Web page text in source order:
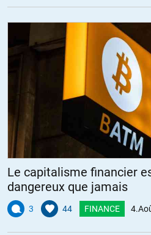
Le capitalisme financier
dangereux que jamais
3 44 FINANCE